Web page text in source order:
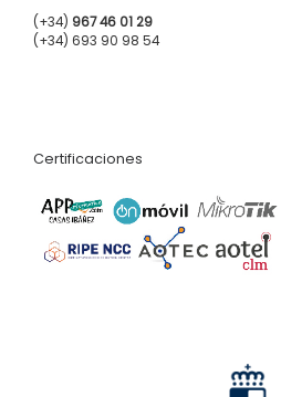
(+34) 967 46 01 29
(+34) 693 90 98 54
Certificaciones